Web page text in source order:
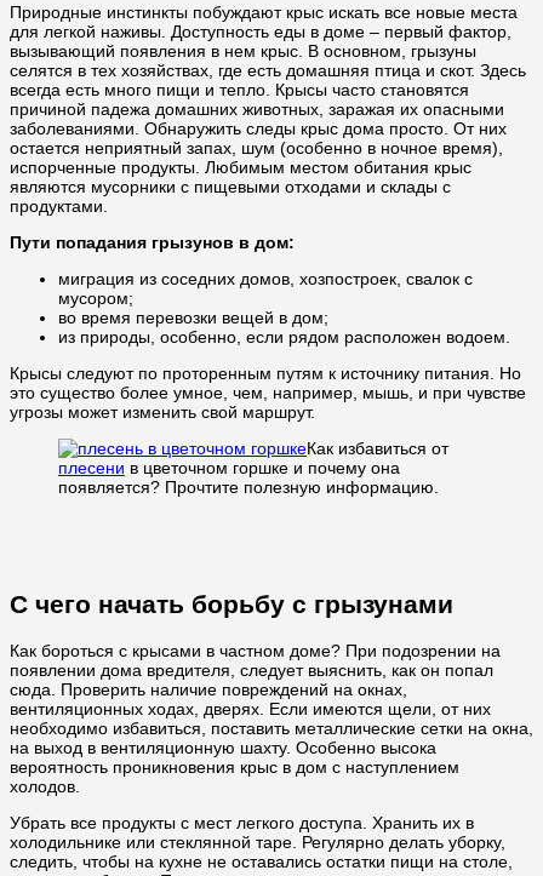
Природные инстинкты побуждают крыс искать все новые места
для легкой наживы. Доступность еды в доме – первый фактор,
вызывающий появления в нем крыс. В основном, грызуны
селятся в тех хозяйствах, где есть домашняя птица и скот. Здесь
всегда есть много пищи и тепло. Крысы часто становятся
причиной падежа домашних животных, заражая их опасными
заболеваниями. Обнаружить следы крыс дома просто. От них
остается неприятный запах, шум (особенно в ночное время),
испорченные продукты. Любимым местом обитания крыс
являются мусорники с пищевыми отходами и склады с
продуктами.
Пути попадания грызунов в дом:
миграция из соседних домов, хозпостроек, свалок с
мусором;
во время перевозки вещей в дом;
из природы, особенно, если рядом расположен водоем.
Крысы следуют по проторенным путям к источнику питания. Но
это существо более умное, чем, например, мышь, и при чувстве
угрозы может изменить свой маршрут.
Как избавиться от
плесени в цветочном горшке и почему она
появляется? Прочтите полезную информацию.
С чего начать борьбу с грызунами
Как бороться с крысами в частном доме? При подозрении на
появлении дома вредителя, следует выяснить, как он попал
сюда. Проверить наличие повреждений на окнах,
вентиляционных ходах, дверях. Если имеются щели, от них
необходимо избавиться, поставить металлические сетки на окна,
на выход в вентиляционную шахту. Особенно высока
вероятность проникновения крыс в дом с наступлением
холодов.
Убрать все продукты с мест легкого доступа. Хранить их в
холодильнике или стеклянной таре. Регулярно делать уборку,
следить, чтобы на кухне не оставались остатки пищи на столе,